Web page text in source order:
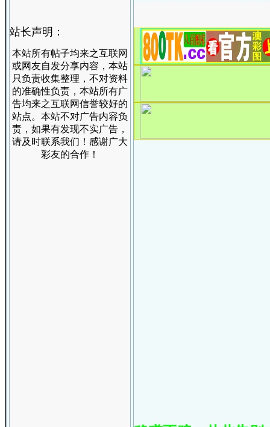
站长声明：
本站所有帖子均来之互联网
或网友自发分享内容，本站
只负责收集整理，不对资料
的准确性负责，本站所有广
告均来之互联网信誉较好的
站点。本站不对广告内容负
责，如果有发现不实广告，
请及时联系我们！感谢广大
彩友的合作！